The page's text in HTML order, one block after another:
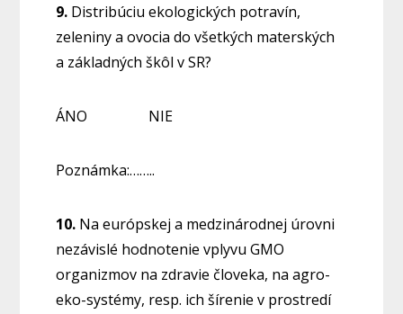
9. Distribúciu ekologických potravín,
zeleniny a ovocia do všetkých materských
a základných škôl v SR?
ÁNO NIE
Poznámka:……..
10. Na európskej a medzinárodnej úrovni
nezávislé hodnotenie vplyvu GMO
organizmov na zdravie človeka, na agro-
eko-systémy, resp. ich šírenie v prostredí